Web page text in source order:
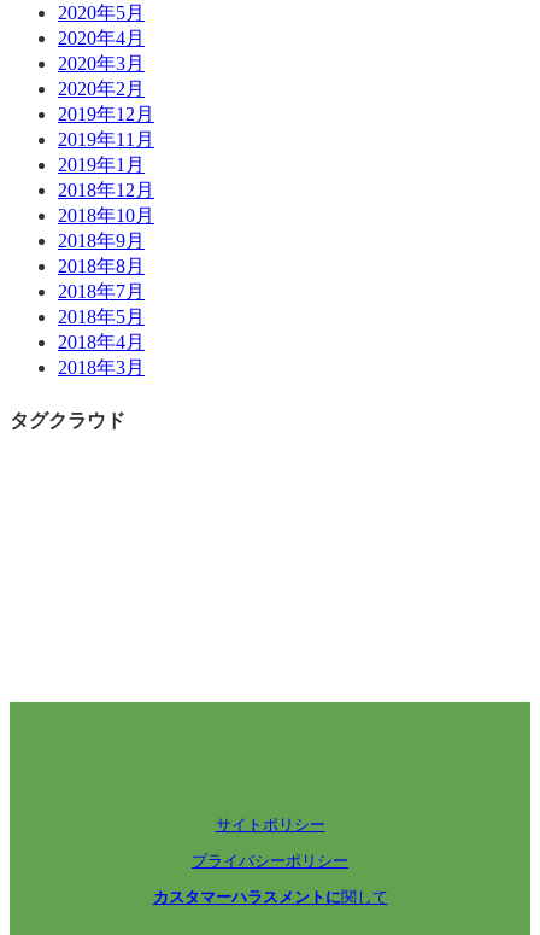
2020年5月
2020年4月
2020年3月
2020年2月
2019年12月
2019年11月
2019年1月
2018年12月
2018年10月
2018年9月
2018年8月
2018年7月
2018年5月
2018年4月
2018年3月
タグクラウド
サイトポリシー
プライバシーポリシー
カスタマーハラスメントに関して